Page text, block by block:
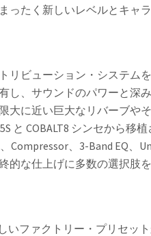
たく新しいレベルとキャ
リビューション・システム
、サウンドのパワーと深
大に近い巨大なリバーブや
と COBALT8 シンセから移
Compressor、3-Band EQ、
的な仕上げに多数の選択肢を
いファクトリー・プリセッ